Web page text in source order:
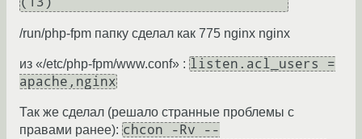
/run/php-fpm папку сделал как 775 nginx nginx
из «/etc/php-fpm/www.conf» : listen.acl_users =
apache,nginx
Так же сделал (решало странные проблемы с
правами ранее): chcon -Rv --